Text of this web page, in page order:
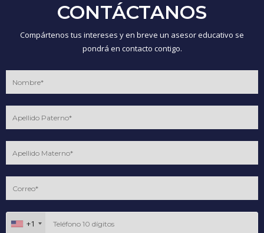
CONTÁCTANOS
Compártenos tus intereses y en breve un asesor educativo se
pondrá en contacto contigo.
+1